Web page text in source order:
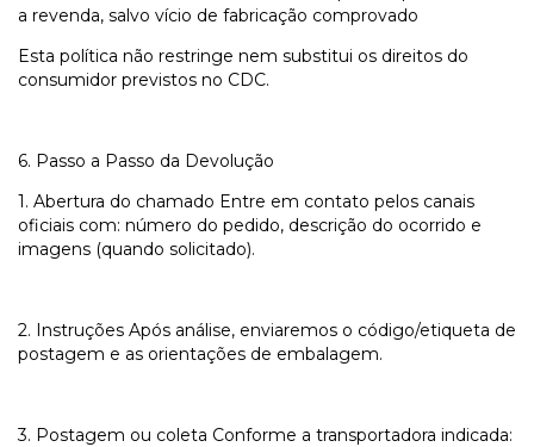
a revenda, salvo vício de fabricação comprovado
Esta política não restringe nem substitui os direitos do
consumidor previstos no CDC.
6. Passo a Passo da Devolução
1. Abertura do chamado Entre em contato pelos canais
oficiais com: número do pedido, descrição do ocorrido e
imagens (quando solicitado).
2. Instruções Após análise, enviaremos o código/etiqueta de
postagem e as orientações de embalagem.
3. Postagem ou coleta Conforme a transportadora indicada: